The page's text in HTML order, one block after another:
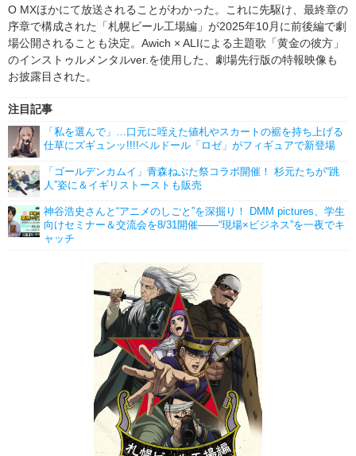
O MXほかにて放送されることがわかった。これに先駆け、最終章の
序章で構成された「札幌ビール工場編」が2025年10月に前後編で劇
場公開されることも決定。Awich × ALIによる主題歌「黄金の彼方」
のインストゥルメンタルver.を使用した、劇場先行版の特報映像も
お披露目された。
注目記事
「私を選んで」…口元に咥えた値札やスカートの裾を持ち上げる
仕草にズギュンッ!!!!ベルドール「ロゼ」がフィギュアで新登場
「ゴールデンカムイ」青森ねぶた祭コラボ開催！ 杉元たちが“跳
人”姿に＆イギリストーストも販売
神谷浩史さんと“アニメのしごと”を深掘り！ DMM pictures、学生
向けセミナー＆交流会を8/31開催――“現場×ビジネス”を一夜でキ
ャッチ